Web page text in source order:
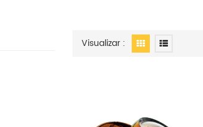
Visualizar :